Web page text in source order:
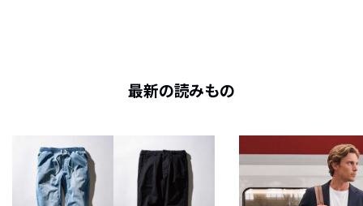
最新の読みもの